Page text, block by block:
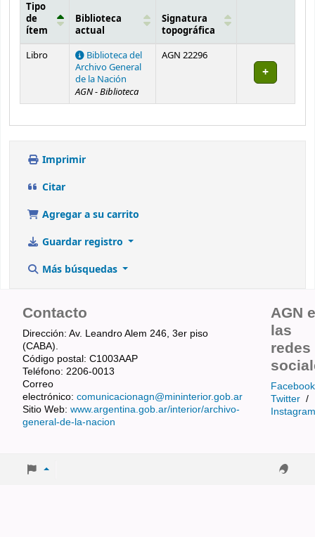
Existencias
Tipo
de
ítem
Biblioteca
actual
Signatura
topográfica
Libro
Biblioteca del
Archivo General
de la Nación
AGN - Biblioteca
AGN 22296
Imprimir
Citar
Agregar a su carrito
Guardar registro
Más búsquedas
Contacto
Dirección: Av. Leandro Alem 246, 3er piso
(CABA).
Código postal: C1003AAP
Teléfono: 2206-0013
Correo
electrónico: comunicacionagn@mininterior.gob.ar
Sitio Web: www.argentina.gob.ar/interior/archivo-
general-de-la-nacion
AGN
las
redes
Facebook
Twitter /
Instagram